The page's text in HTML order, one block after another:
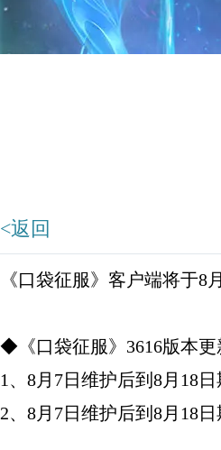
<返回
《口袋征服》客户端将于8
◆《口袋征服》3616版本更
1、8月7日维护后到8月18
2、8月7日维护后到8月18